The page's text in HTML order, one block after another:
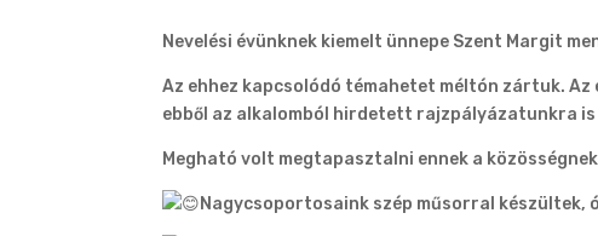
Nevelési évünknek kiemelt ünnepe Szent Margit
Az ehhez kapcsolódó témahetet méltón zártuk.
ebből az alkalomból hirdetett rajzpályázatunkra
Megható volt megtapasztalni ennek a
Nagycsoportosaink szép műsorral készültek,